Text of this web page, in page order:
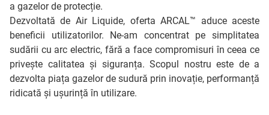
a gazelor de protecție.
Dezvoltată de Air Liquide, oferta ARCAL™ aduce aceste
beneficii utilizatorilor. Ne-am concentrat pe simplitatea
sudării cu arc electric, fără a face compromisuri în ceea ce
privește calitatea și siguranța. Scopul nostru este de a
dezvolta piața gazelor de sudură prin inovație, performanță
ridicată și ușurință în utilizare.